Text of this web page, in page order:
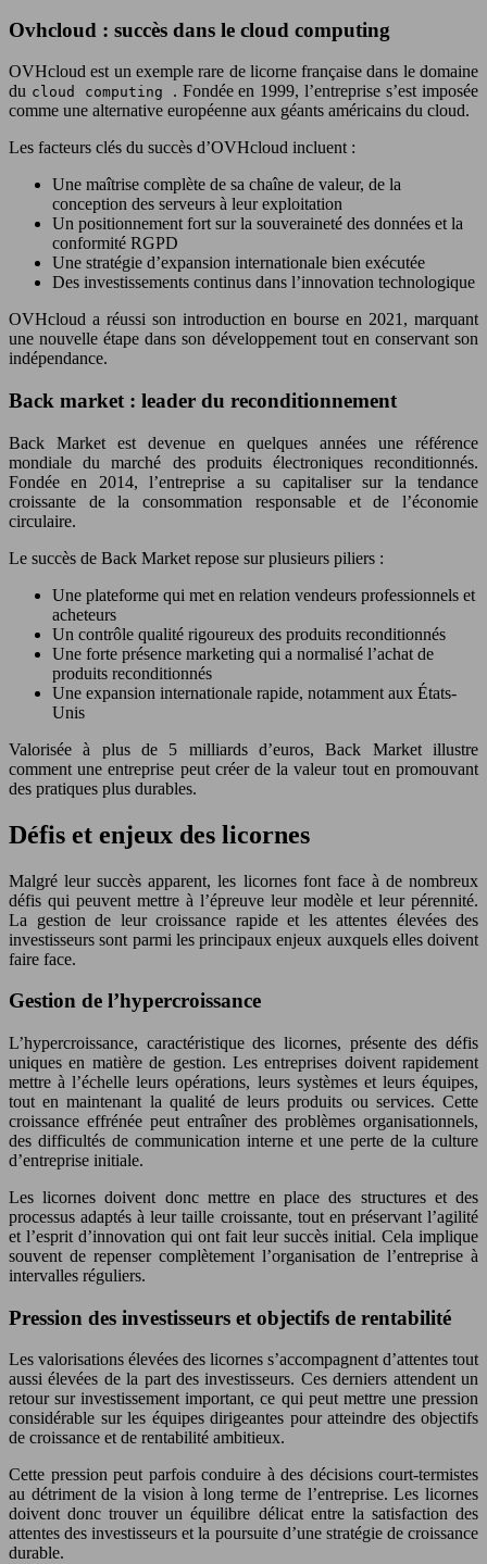
Ovhcloud : succès dans le cloud computing
OVHcloud est un exemple rare de licorne française dans le domaine
du cloud computing . Fondée en 1999, l’entreprise s’est imposée
comme une alternative européenne aux géants américains du cloud.
Les facteurs clés du succès d’OVHcloud incluent :
Une maîtrise complète de sa chaîne de valeur, de la
conception des serveurs à leur exploitation
Un positionnement fort sur la souveraineté des données et la
conformité RGPD
Une stratégie d’expansion internationale bien exécutée
Des investissements continus dans l’innovation technologique
OVHcloud a réussi son introduction en bourse en 2021, marquant
une nouvelle étape dans son développement tout en conservant son
indépendance.
Back market : leader du reconditionnement
Back Market est devenue en quelques années une référence
mondiale du marché des produits électroniques reconditionnés.
Fondée en 2014, l’entreprise a su capitaliser sur la tendance
croissante de la consommation responsable et de l’économie
circulaire.
Le succès de Back Market repose sur plusieurs piliers :
Une plateforme qui met en relation vendeurs professionnels et
acheteurs
Un contrôle qualité rigoureux des produits reconditionnés
Une forte présence marketing qui a normalisé l’achat de
produits reconditionnés
Une expansion internationale rapide, notamment aux États-
Unis
Valorisée à plus de 5 milliards d’euros, Back Market illustre
comment une entreprise peut créer de la valeur tout en promouvant
des pratiques plus durables.
Défis et enjeux des licornes
Malgré leur succès apparent, les licornes font face à de nombreux
défis qui peuvent mettre à l’épreuve leur modèle et leur pérennité.
La gestion de leur croissance rapide et les attentes élevées des
investisseurs sont parmi les principaux enjeux auxquels elles doivent
faire face.
Gestion de l’hypercroissance
L’hypercroissance, caractéristique des licornes, présente des défis
uniques en matière de gestion. Les entreprises doivent rapidement
mettre à l’échelle leurs opérations, leurs systèmes et leurs équipes,
tout en maintenant la qualité de leurs produits ou services. Cette
croissance effrénée peut entraîner des problèmes organisationnels,
des difficultés de communication interne et une perte de la culture
d’entreprise initiale.
Les licornes doivent donc mettre en place des structures et des
processus adaptés à leur taille croissante, tout en préservant l’agilité
et l’esprit d’innovation qui ont fait leur succès initial. Cela implique
souvent de repenser complètement l’organisation de l’entreprise à
intervalles réguliers.
Pression des investisseurs et objectifs de rentabilité
Les valorisations élevées des licornes s’accompagnent d’attentes tout
aussi élevées de la part des investisseurs. Ces derniers attendent un
retour sur investissement important, ce qui peut mettre une pression
considérable sur les équipes dirigeantes pour atteindre des objectifs
de croissance et de rentabilité ambitieux.
Cette pression peut parfois conduire à des décisions court-termistes
au détriment de la vision à long terme de l’entreprise. Les licornes
doivent donc trouver un équilibre délicat entre la satisfaction des
attentes des investisseurs et la poursuite d’une stratégie de croissance
durable.